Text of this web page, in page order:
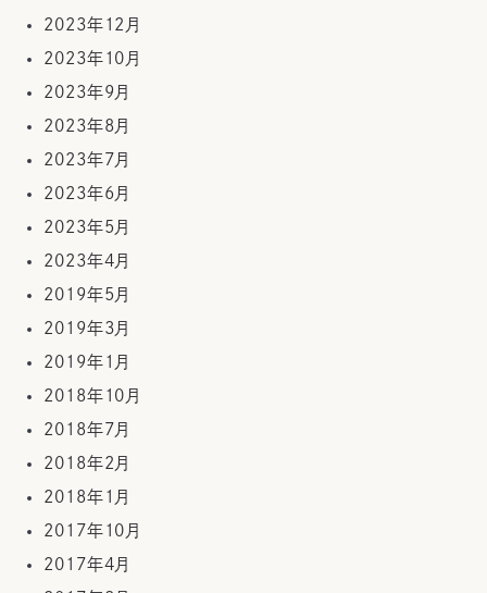
2023年12月
2023年10月
2023年9月
2023年8月
2023年7月
2023年6月
2023年5月
2023年4月
2019年5月
2019年3月
2019年1月
2018年10月
2018年7月
2018年2月
2018年1月
2017年10月
2017年4月